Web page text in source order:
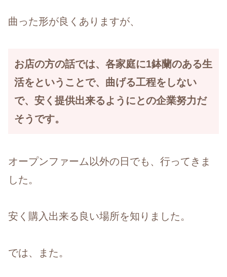
曲った形が良くありますが、
お店の方の話では、各家庭に1鉢蘭のある生
活をということで、曲げる工程をしない
で、安く提供出来るようにとの企業努力だ
そうです。
オープンファーム以外の日でも、行ってきま
した。
安く購入出来る良い場所を知りました。
では、また。